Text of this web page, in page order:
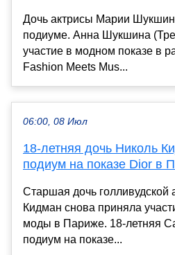
Дочь актрисы Марии
подиуме. Анна Шукшина
участие в модном показе в
Fashion Meets Mus...
06:00, 08 Июл
18-летняя дочь Николь
подиум на показе Dior в
Старшая дочь голливудской
Кидман снова приняла
моды в Париже. 18-летняя
подиум на показе...